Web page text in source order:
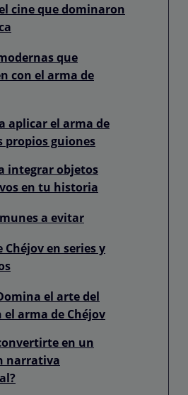
cine que dominaron
que
con el arma de
aplicar el arma de
propios guiones
integrar objetos
en tu historia
a evitar
Chéjov en series y
el arte del
el arma de Chéjov
en un
narrativa